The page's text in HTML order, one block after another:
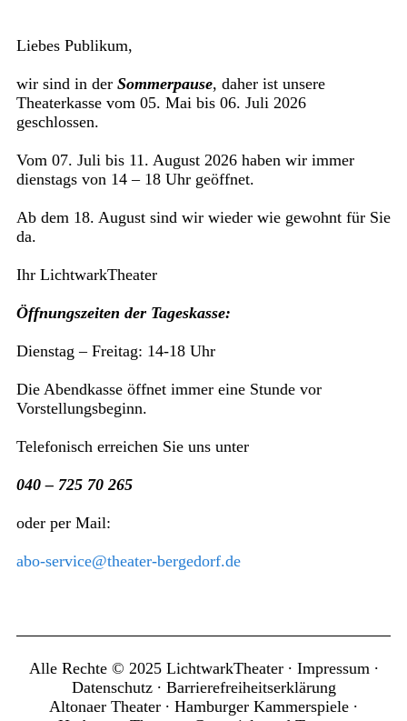
Liebes Publikum,
wir sind in derSommerpause, daher ist unsere
Theaterkasse vom 05. Mai bis 06. Juli 2026
geschlossen.
Vom 07. Juli bis 11. August 2026 haben wir immer
dienstags von 14 – 18 Uhr geöffnet.
Ab dem 18. August sind wir wieder wie gewohnt für Sie
da.
Ihr LichtwarkTheater
Öffnungszeiten der Tageskasse:
Dienstag – Freitag: 14-18 Uhr
Die Abendkasse öffnet immer eine Stunde vor
Vorstellungsbeginn.
Telefonisch erreichen Sie uns unter
040 – 725 70 265
oder per Mail:
abo-service@theater-bergedorf.de
Alle Rechte © 2025 LichtwarkTheater ∙ Impressum∙
Datenschutz∙ Barrierefreiheitserklärung
Altonaer Theater ∙ Hamburger Kammerspiele ∙